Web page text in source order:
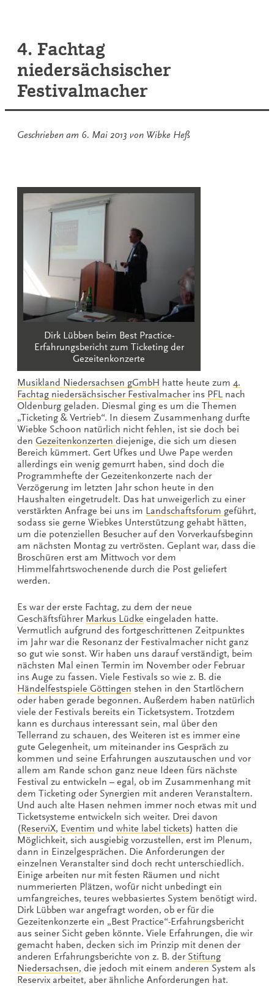
4. Fachtag
niedersächsischer
Festivalmacher
Geschrieben am 6. Mai 2013 von Wibke Heß
Dirk Lübben beim Best Practice-
Erfahrungsbericht zum Ticketing der
Gezeitenkonzerte
Musikland Niedersachsen gGmbH hatte heute zum 4.
Fachtag niedersächsischer Festivalmacherins PFL nach
Oldenburg geladen. Diesmal ging es um die Themen
„Ticketing & Vertrieb“. In diesem Zusammenhang durfte
Wiebke Schoon natürlich nicht fehlen, ist sie doch bei
den Gezeitenkonzerten diejenige, die sich um diesen
Bereich kümmert. Gert Ufkes und Uwe Pape werden
allerdings ein wenig gemurrt haben, sind doch die
Programmhefte der Gezeitenkonzerte nach der
Verzögerung im letzten Jahr schon heute in den
Haushalten eingetrudelt. Das hat unweigerlich zu einer
verstärkten Anfrage bei uns im Landschaftsforum geführt,
sodass sie gerne Wiebkes Unterstützung gehabt hätten,
um die potenziellen Besucher auf den Vorverkaufsbeginn
am nächsten Montag zu vertrösten. Geplant war, dass die
Broschüren erst am Mittwoch vor dem
Himmelfahrtswochenende durch die Post geliefert
werden.
Es war der erste Fachtag, zu dem der neue
Geschäftsführer Markus Lüdke eingeladen hatte.
Vermutlich aufgrund des fortgeschrittenen Zeitpunktes
im Jahr war die Resonanz der Festivalmacher nicht ganz
so gut wie sonst. Wir haben uns darauf verständigt, beim
nächsten Mal einen Termin im November oder Februar
ins Auge zu fassen. Viele Festivals so wie z. B. die
Händelfestspiele Göttingen stehen in den Startlöchern
oder haben gerade begonnen. Außerdem haben natürlich
viele der Festivals bereits ein Ticketsystem. Trotzdem
kann es durchaus interessant sein, mal über den
Tellerrand zu schauen, des Weiteren ist es immer eine
gute Gelegenheit, um miteinander ins Gespräch zu
kommen und seine Erfahrungen auszutauschen und vor
allem am Rande schon ganz neue Ideen fürs nächste
Festival zu entwickeln – egal, ob im Zusammenhang mit
dem Ticketing oder Synergien mit anderen Veranstaltern.
Und auch alte Hasen nehmen immer noch etwas mit und
Ticketsysteme entwickeln sich weiter. Drei davon
(ReserviX, Eventim und white label tickets) hatten die
Möglichkeit, sich ausgiebig vorzustellen, erst im Plenum,
dann in Einzelgesprächen. Die Anforderungen der
einzelnen Veranstalter sind doch recht unterschiedlich.
Einige arbeiten nur mit festen Räumen und nicht
nummerierten Plätzen, wofür nicht unbedingt ein
umfangreiches, teures webbasiertes System benötigt wird.
Dirk Lübben war angefragt worden, ob er für die
Gezeitenkonzerte ein „Best Practice“-Erfahrungsbericht
aus seiner Sicht geben könnte. Viele Erfahrungen, die wir
gemacht haben, decken sich im Prinzip mit denen der
anderen Erfahrungsberichte von z. B. der Stiftung
Niedersachsen, die jedoch mit einem anderen System als
Reservix arbeitet, aber ähnliche Anforderungen hat.